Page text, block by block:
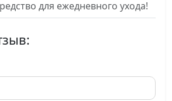
для ежедневного ухода!